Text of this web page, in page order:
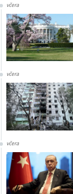
včera
včera
včera